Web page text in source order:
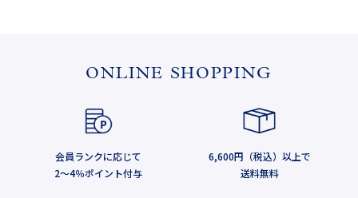
ONLINE SHOPPING
会員ランクに応じて
2～4％ポイント付与
6,600円（税込）以上で
送料無料